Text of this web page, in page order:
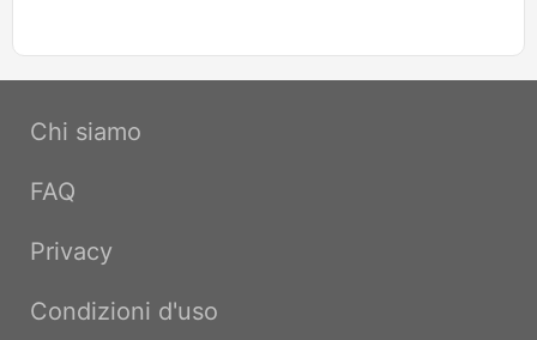
Chi siamo
FAQ
Privacy
Condizioni d'uso